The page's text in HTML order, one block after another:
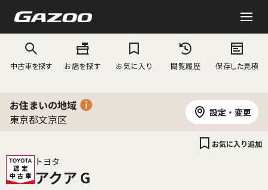
中古車を探す お店を探す お気に入り 閲覧履歴 保存した見積
お住まいの地域
東京都文京区
設定・変更
トヨタ
アクア G
お気に入り追加